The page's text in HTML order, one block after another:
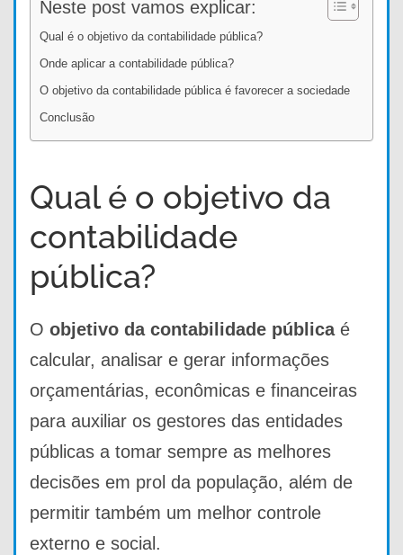
Neste post vamos explicar:
Qual é o objetivo da contabilidade pública?
Onde aplicar a contabilidade pública?
O objetivo da contabilidade pública é favorecer a sociedade
Conclusão
Qual é o objetivo da
contabilidade
pública?
O objetivo da contabilidade públicaé
calcular, analisar e gerar informações
orçamentárias, econômicas e financeiras
para auxiliar os gestores das entidades
públicas a tomar sempre as melhores
decisões em prol da população, além de
permitir também um melhor controle
externo e social.